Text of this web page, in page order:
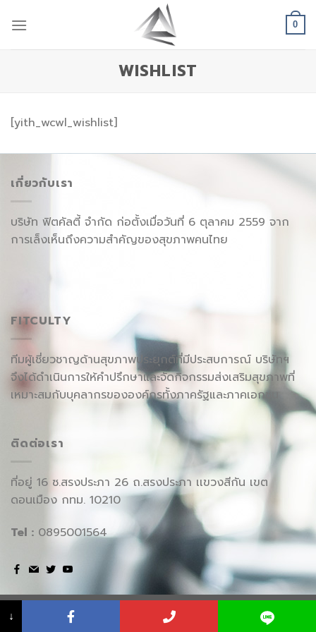
0
WISHLIST
[yith_wcwl_wishlist]
เกี่ยวกับเรา
บริษัท ฟิตคัลตี้ จำกัด ก่อตั้งเมื่อวันที่ 6 ตุลาคม 2559 จาก
การเล็งเห็นถึงความสำคัญของสุขภาพคนไทย
FITCULTY
ทีมผู้เชี่ยวชาญด้านสุขภาพประยุกต์ที่มีประสบการณ์ บริษัทฯ
จึงได้ดำเนินการให้คำปรึกษาและจัดกิจกรรมส่งเสริมสุขภาพที่
เหมาะสมกับบุคลากรขององค์กรทั้งภาครัฐและภาคเอกชน
ติดต่อเรา
ที่อยู่ 16 ซ.สรงประภา 26 ถ.สรงประภา เเขวงสีกัน เขต
ดอนเมือง กทม. 10210
Tel : 0895001564
Copyright 2026 © www.fitculty.com
↓